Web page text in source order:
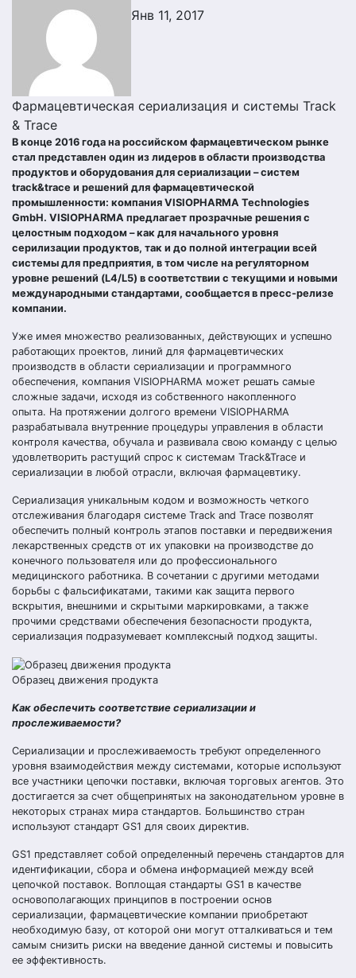
Янв 11, 2017
Фармацевтическая сериализация и системы Track
& Trace
В конце 2016 года на российском фармацевтическом рынке
стал представлен один из лидеров в области производства
продуктов и оборудования для сериализации – систем
track&trace и решений для фармацевтической
промышленности: компания VISIOPHARMA Technologies
GmbH. VISIOPHARMA предлагает прозрачные решения с
целостным подходом – как для начального уровня
серилизации продуктов, так и до полной интеграции всей
системы для предприятия, в том числе на регуляторном
уровне решений (L4/L5) в соответствии с текущими и новыми
международными стандартами, сообщается в пресс-релизе
компании.
Уже имея множество реализованных, действующих и успешно
работающих проектов, линий для фармацевтических
производств в области сериализации и программного
обеспечения, компания VISIOPHARMA может решать самые
сложные задачи, исходя из собственного накопленного
опыта. На протяжении долгого времени VISIOPHARMA
разрабатывала внутренние процедуры управления в области
контроля качества, обучала и развивала свою команду с целью
удовлетворить растущий спрос к системам Track&Trace и
сериализации в любой отрасли, включая фармацевтику.
Сериализация уникальным кодом и возможность четкого
отслеживания благодаря системе Track and Trace позволят
обеспечить полный контроль этапов поставки и передвижения
лекарственных средств от их упаковки на производстве до
конечного пользователя или до профессионального
медицинского работника. В сочетании с другими методами
борьбы с фальсификатами, такими как защита первого
вскрытия, внешними и скрытыми маркировками, а также
прочими средствами обеспечения безопасности продукта,
сериализация подразумевает комплексный подход защиты.
Образец движения продукта
Как обеспечить соответствие сериализации и
прослеживаемости?
Сериализации и прослеживаемость требуют определенного
уровня взаимодействия между системами, которые используют
все участники цепочки поставки, включая торговых агентов. Это
достигается за счет общепринятых на законодательном уровне в
некоторых странах мира стандартов. Большинство стран
используют стандарт GS1 для своих директив.
GS1 представляет собой определенный перечень стандартов для
идентификации, сбора и обмена информацией между всей
цепочкой поставок. Воплощая стандарты GS1 в качестве
основополагающих принципов в построении основ
сериализации, фармацевтические компании приобретают
необходимую базу, от которой они могут отталкиваться и тем
самым снизить риски на введение данной системы и повысить
ее эффективность.